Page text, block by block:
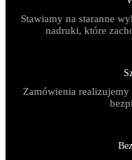
Stawiamy na staranne
nadruki, które
Zamówienia realizujemy